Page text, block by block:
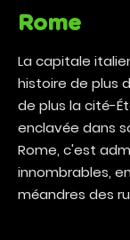
Rome
La capitale
histoire de plus
de plus la cité-
enclavée dans
Rome, c'est
innombrables,
méandres des